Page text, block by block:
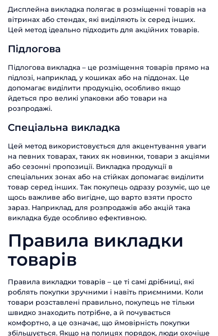
Дисплейна викладка полягає в розміщенні товарів на
вітринах або стендах, які виділяють їх серед інших.
Цей метод ідеально підходить для акційних товарів.
Підлогова
Підлогова викладка – це розміщення товарів прямо на
підлозі, наприклад, у кошиках або на піддонах. Це
допомагає виділити продукцію, особливо якщо
йдеться про великі упаковки або товари на
розпродажі.
Спеціальна викладка
Цей метод використовується для акцентування уваги
на певних товарах, таких як новинки, товари з акціями
або сезонні пропозиції. Викладка продукції в
спеціальних зонах або на стійках допомагає виділити
товар серед інших. Так покупець одразу розуміє, що це
щось важливе або вигідне, що варто взяти просто
зараз. Наприклад, для розпродажів або акцій така
викладка буде особливо ефективною.
Правила викладки
товарів
Правила викладки товарів – це ті самі дрібниці, які
роблять покупки зручними і навіть приємними. Коли
товари розставлені правильно, покупець не тільки
швидко знаходить потрібне, а й почувається
комфортно, а це означає, що ймовірність покупки
збільшується. Якщо на полицях порядок, люди охочіше